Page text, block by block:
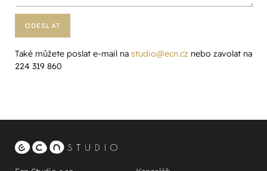
Také můžete poslat e-mail na studio@ecn.cz nebo zavolat na
224 319 860